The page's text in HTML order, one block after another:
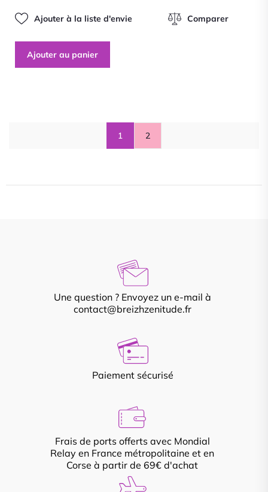
Ajouter à la liste d'envie Comparer
Ajouter au panier
1 2
Une question ? Envoyez un e-mail à
contact@breizhzenitude.fr
Paiement sécurisé
Frais de ports offerts avec Mondial
Relay en France métropolitaine et en
Corse à partir de 69€ d'achat